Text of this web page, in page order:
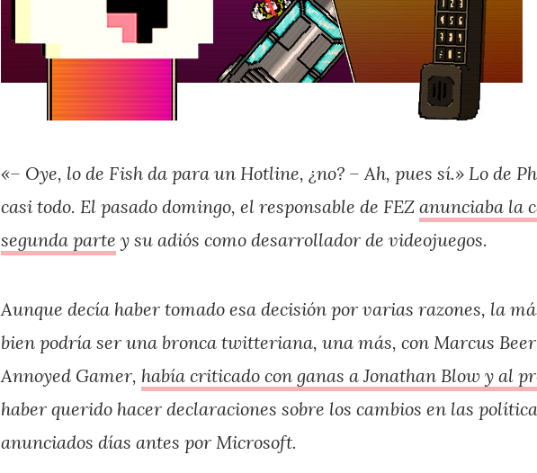
«– Oye, lo de Fish da para un Hotline, ¿no? – Ah, pues sí.» Lo de
casi todo. El pasado domingo, el responsable de FEZanunciaba la
segunda parte y su adiós como desarrollador de videojuegos.
Aunque decía haber tomado esa decisión por varias razones, la
bien podría ser una bronca twitteriana, una más, con Marcus
Annoyed Gamer, había criticado con ganas a Jonathan Blow y al
haber querido hacer declaraciones sobre los cambios en las
anunciados días antes por Microsoft.